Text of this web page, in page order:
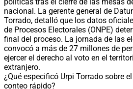
nacional. La gerente general de
Torrado, detalló que los datos
de Procesos Electorales (ONPE)
final del proceso. La jornada de las
convocó a más de 27 millones de
ejercer el derecho al voto en el
extranjero.
¿Qué especificó Urpi Torrado sobre
conteo rápido?